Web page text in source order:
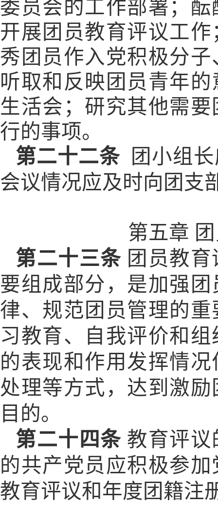
委员会的工作部署；
开展团员教育评议工
秀团员作入党积极分
听取和反映团员青年
生活会；研究其他需
行的事项。
第二十二条
团小组
会议情况应及时向团支
第五章
第二十三条 团员教
要组成部分，是加强
律、规范团员管理的
习教育、自我评价和
的表现和作用发挥情
处理等方式，达到激
目的。
第二十四条 教育评
的共产党员应积极参
教育评议和年度团籍注